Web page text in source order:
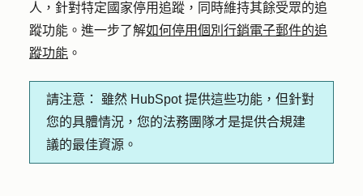
人，針對特定國家停用追蹤，同時維持其餘受眾的追
蹤功能。進一步了解如何停用個別行銷電子郵件的追
蹤功能 。
請注意：
雖然 HubSpot 提供這些功能，但針對
您的具體情況，您的法務團隊才是提供合規建
議的最佳資源。